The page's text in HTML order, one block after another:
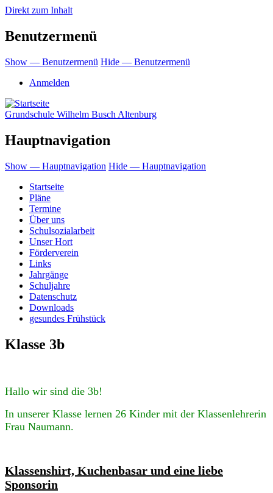
Direkt zum Inhalt
Benutzermenü
Show — Benutzermenü Hide — Benutzermenü
Anmelden
Grundschule Wilhelm Busch Altenburg
Hauptnavigation
Show — Hauptnavigation Hide — Hauptnavigation
Startseite
Pläne
Termine
Über uns
Schulsozialarbeit
Unser Hort
Förderverein
Links
Jahrgänge
Schuljahre
Datenschutz
Downloads
gesundes Frühstück
Klasse 3b
Hallo wir sind die 3b!
In unserer Klasse lernen 26 Kinder mit der Klassenlehrerin
Frau Naumann.
Klassenshirt, Kuchenbasar und eine liebe
Sponsorin